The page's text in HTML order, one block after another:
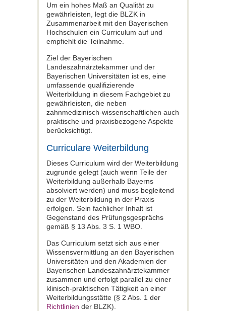
Um ein hohes Maß an Qualität zu
gewährleisten, legt die BLZK in
Zusammenarbeit mit den Bayerischen
Hochschulen ein Curriculum auf und
empfiehlt die Teilnahme.
Ziel der Bayerischen
Landeszahnärztekammer und der
Bayerischen Universitäten ist es, eine
umfassende qualifizierende
Weiterbildung in diesem Fachgebiet zu
gewährleisten, die neben
zahnmedizinisch-wissenschaftlichen auch
praktische und praxisbezogene Aspekte
berücksichtigt.
Curriculare Weiterbildung
Dieses Curriculum wird der Weiterbildung
zugrunde gelegt (auch wenn Teile der
Weiterbildung außerhalb Bayerns
absolviert werden) und muss begleitend
zu der Weiterbildung in der Praxis
erfolgen. Sein fachlicher Inhalt ist
Gegenstand des Prüfungsgesprächs
gemäß § 13 Abs. 3 S. 1 WBO.
Das Curriculum setzt sich aus einer
Wissensvermittlung an den Bayerischen
Universitäten und den Akademien der
Bayerischen Landeszahnärztekammer
zusammen und erfolgt parallel zu einer
klinisch-praktischen Tätigkeit an einer
Weiterbildungsstätte (§ 2 Abs. 1 der
Richtlinien der BLZK).